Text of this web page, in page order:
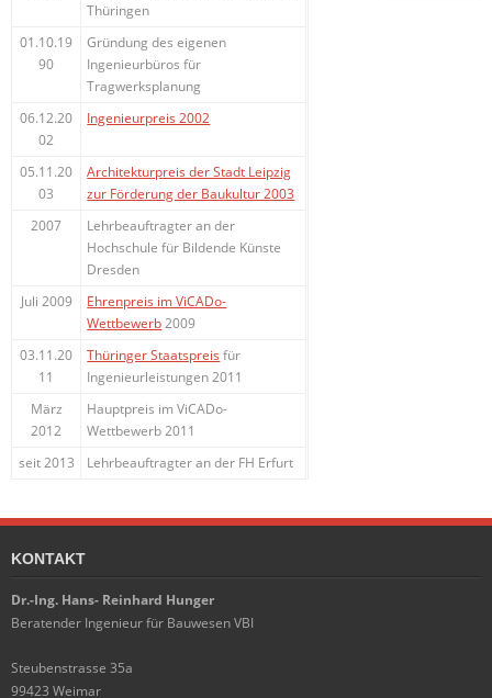
Thüringen
01.10.19
90
Gründung des eigenen
Ingenieurbüros für
Tragwerksplanung
06.12.20
02
Ingenieurpreis 2002
05.11.20
03
Architekturpreis der Stadt Leipzig
zur Förderung der Baukultur 2003
2007
Lehrbeauftragter an der
Hochschule für Bildende Künste
Dresden
Juli 2009
Ehrenpreis im ViCADo-
Wettbewerb2009
03.11.20
11
Thüringer Staatspreis für
Ingenieurleistungen 2011
März
2012
Hauptpreis im ViCADo-
Wettbewerb 2011
seit 2013
Lehrbeauftragter an der FH Erfurt
KONTAKT
Dr.-Ing. Hans- Reinhard Hunger
Beratender Ingenieur für Bauwesen VBI
Steubenstrasse 35a
99423 Weimar